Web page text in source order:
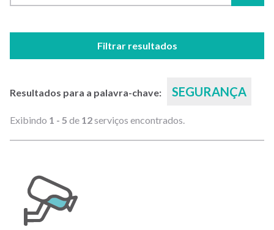
Filtrar resultados
Resultados para a palavra-chave: SEGURANÇA
Exibindo 1 - 5 de 12serviços encontrados.